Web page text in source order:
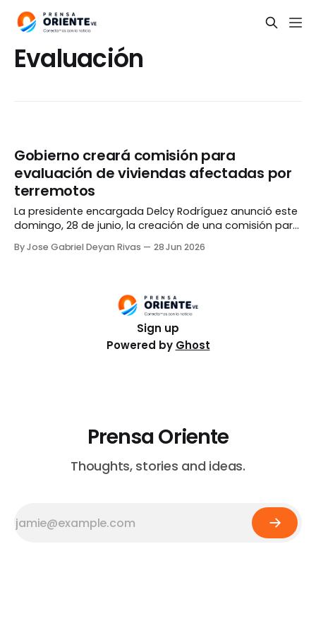
Evaluación
Gobierno creará comisión para
evaluación de viviendas afectadas por
terremotos
La presidente encargada Delcy Rodríguez anunció este
domingo, 28 de junio, la creación de una comisión para
afectadas por el doblete sísmico del pasado
instituciones públicas, organizaciones de ingenieros y
By Jose Gabriel Deyan Rivas 28 Jun 2026
Sign up
Powered by Ghost
Prensa Oriente
Thoughts, stories and ideas.